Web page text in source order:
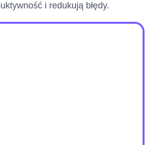
i redukują błędy.